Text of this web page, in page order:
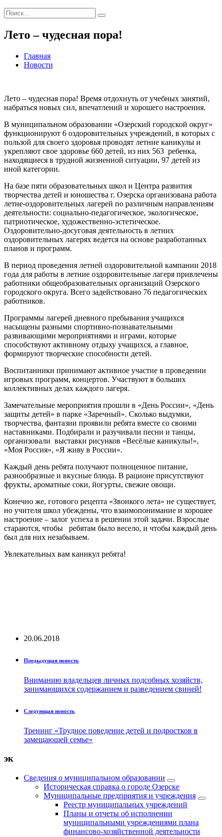
Лето – чудесная пора!
Главная
Новости
Лето – чудесная пора! Время отдохнуть от учебных занятий,
набраться новых сил, впечатлений и хорошего настроения.
В муниципальном образовании «Озерский городской округ»
функционируют 6 оздоровительных учреждений, в которых с
пользой для своего здоровья проводят летние каникулы и
укрепляют свое здоровье 660 детей, из них 563 ребенка,
находящиеся в трудной жизненной ситуации, 97 детей из
иной категории.
На базе пяти образовательных школ и Центра развития
творчества детей и юношества г. Озерска организована работа
летне-оздоровительных лагерей по различным направлениям
деятельности: социально-педагогическое, экологическое,
патриотическое, художественно-эстетическое.
Оздоровительно-досуговая деятельность в летних
оздоровительных лагерях ведется на основе разработанных
планов и программ.
В период проведения летней оздоровительной кампании 2018
года для работы в летние оздоровительные лагеря привлечены
работники общеобразовательных организаций Озерского
городского округа. Всего задействовано 76 педагогических
работников.
Программы лагерей дневного пребывания учащихся
насыщены разными спортивно-познавательными
развивающими мероприятиями и играми, которые
способствуют активному отдыху учащихся, а главное,
формируют творческие способности детей.
Воспитанники принимают активное участие в проведении
игровых программ, концертов. Участвуют в больших
коллективных делах каждого лагеря.
Замечательные мероприятия прошли в «День России», «День
защиты детей» в парке «Заречный». Сколько выдумки,
творчества, фантазии проявили ребята вместе со своими
наставниками. Подбирали и разучивали песни и танцы,
организовали выставки рисунков «Весёлые каникулы!»,
«Моя Россия», «Я живу в России».
Каждый день ребята получают полноценное питание,
разнообразные и вкусные блюда. В рационе присутствуют
фрукты, ароматные соки, йогурты, свежие овощи.
Конечно же, готового рецепта «Звонкого лета» не существует,
но учителя школ убеждены, что взаимопонимание и хорошее
настроение – залог успеха в решении этой задачи. Взрослые
стараются, чтобы ребятам было весело, и чтобы каждый день
был для них незабываем.
Увлекательных вам каникул ребята!
20.06.2018
Предыдущая новость
Вниманию владельцев личных подсобных хозяйств,
занимающихся содержанием и разведением свиней!
Следующая новость
Тренинг «Трудное поведение детей и подростков в
замещающей семье»
эк
Сведения о муниципальном образовании
Историческая справка о городе Озерске
Муниципальные предприятия и учреждения
Реестр муниципальных учреждений
Планы и отчеты об исполнении
муниципальными учреждениями плана
финансово-хозяйственной деятельности